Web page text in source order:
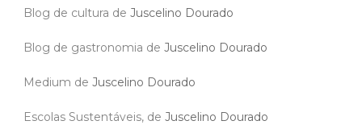
Blog de cultura de Juscelino Dourado
Blog de gastronomia de Juscelino Dourado
Medium de Juscelino Dourado
Escolas Sustentáveis, de Juscelino Dourado